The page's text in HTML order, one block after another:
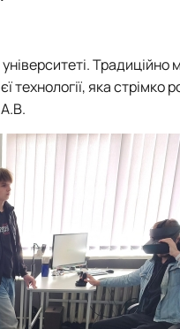
технології, яка